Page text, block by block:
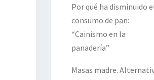
Por qué ha disminuido
consumo de pan:
“Cainismo en la
panadería”
Masas madre.